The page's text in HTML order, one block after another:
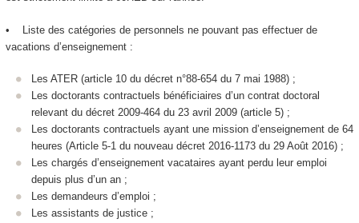
• Liste des catégories de personnels ne pouvant pas effectuer de
vacations d’enseignement :
Les ATER (article 10 du décret n°88-654 du 7 mai 1988) ;
Les doctorants contractuels bénéficiaires d’un contrat doctoral
relevant du décret 2009-464 du 23 avril 2009 (article 5) ;
Les doctorants contractuels ayant une mission d’enseignement de 64
heures (Article 5-1 du nouveau décret 2016-1173 du 29 Août 2016) ;
Les chargés d’enseignement vacataires ayant perdu leur emploi
depuis plus d’un an ;
Les demandeurs d’emploi ;
Les assistants de justice ;